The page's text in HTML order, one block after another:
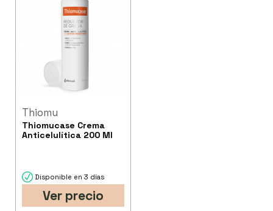
Thiomu
Thiomucase Crema
Anticelulítica 200 Ml
Disponible en 3 días
Ver precio